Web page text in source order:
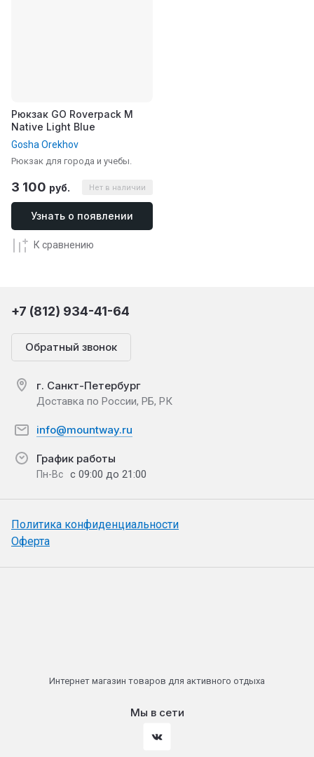
Рюкзак GO Roverpack M
Native Light Blue
Gosha Orekhov
Рюкзак для города и учебы.
Нет в наличии
3 100 руб.
Узнать о появлении
К сравнению
+7 (812) 934-41-64
Обратный звонок
г. Санкт-Петербург
Доставка по России, РБ, РК
info@mountway.ru
График работы
Пн-Вс с 09:00 до 21:00
Политика конфиденциальности
Оферта
Интернет магазин товаров для активного отдыха
Мы в сети